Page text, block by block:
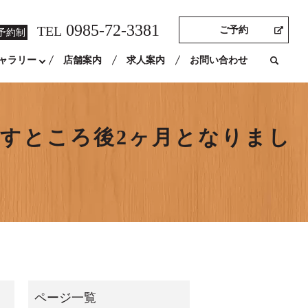
ラリー 店舗案内 求人案内 お問い合わせ
約制 TEL 0985-72-3381 ご予約
ところ後2ヶ月となりまし